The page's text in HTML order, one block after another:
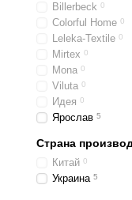
Billerbeck 0
Colorful Home 0
Leleka-Textile 0
Mirtex 0
Mona 0
Viluta 0
Идея 0
Ярослав 5
Страна
Китай 0
Украина 5